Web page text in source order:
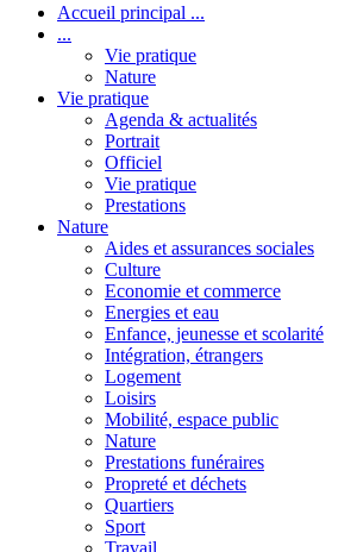
Accueil principal ...
...
Vie pratique
Nature
Vie pratique
Agenda & actualités
Portrait
Officiel
Vie pratique
Prestations
Nature
Aides et assurances sociales
Culture
Economie et commerce
Energies et eau
Enfance, jeunesse et scolarité
Intégration, étrangers
Logement
Loisirs
Mobilité, espace public
Nature
Prestations funéraires
Propreté et déchets
Quartiers
Sport
Travail